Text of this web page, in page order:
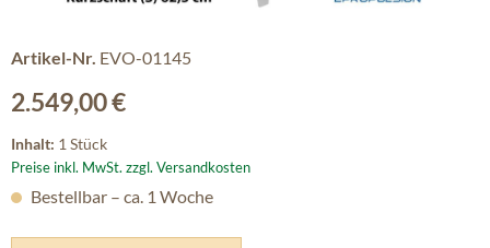
Artikel-Nr. EVO-01145
Regulärer Preis:
2.549,00 €
Inhalt: 1 Stück
Preise inkl. MwSt. zzgl. Versandkosten
Bestellbar – ca. 1 Woche